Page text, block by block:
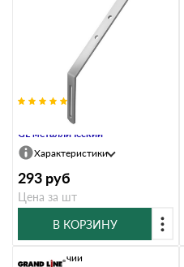
Удлинитель кронштейна желоба
GL металлический
Характеристики
293 руб
Цена за шт
В КОРЗИНУ
В наличии